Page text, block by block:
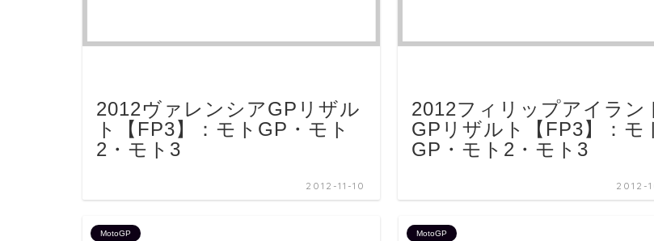
2012ヴァレンシアGPリザル
ト【FP3】：モトGP・モト
2・モト3
2012-11-10
2012フィリップアイラン
GPリザルト【FP3】：モ
GP・モト2・モト3
2012-
MotoGP MotoGP